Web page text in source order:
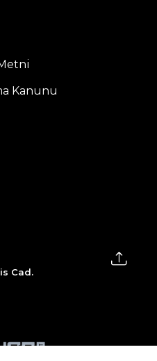
Kanunu
Cad.